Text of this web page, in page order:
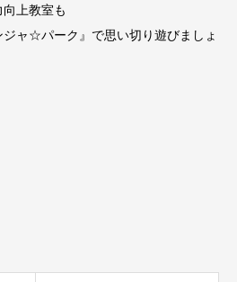
上教室も
ャ☆パーク』で思い切り遊びましょ